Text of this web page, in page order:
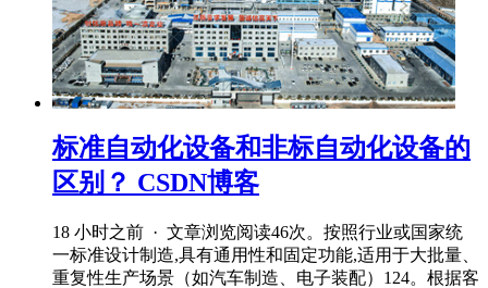
标准自动化设备和非标自动化设备的
区别？ CSDN博客
18 小时之前 · 文章浏览阅读46次。按照行业或国家统
一标准设计制造,具有通用性和固定功能,适用于大批量、
重复性生产场景（如汽车制造、电子装配）124。根据客